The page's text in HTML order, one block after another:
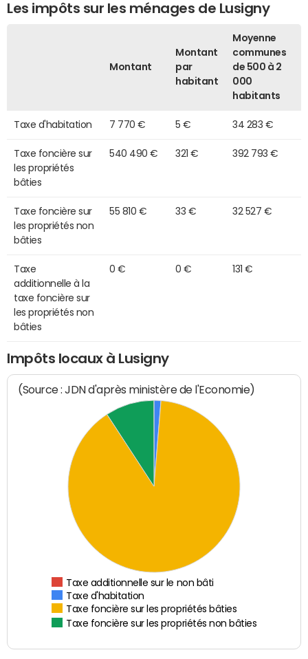
Les impôts sur les ménages de Lusigny
Montant
Montant
par
habitant
Moyenne
communes
de 500 à 2
000
habitants
Taxe d'habitation 7 770 € 5 € 34 283 €
Taxe foncière sur
les propriétés
bâties
540 490 € 321 € 392 793 €
Taxe foncière sur
les propriétés non
bâties
55 810 € 33 € 32 527 €
Taxe
additionnelle à la
taxe foncière sur
les propriétés non
bâties
0 € 0 € 131 €
Impôts locaux à Lusigny
(Source : JDN d'après ministère de l'Economie)
Taxe additionnelle sur le non bâti
Taxe d'habitation
Taxe foncière sur les propriétés bâties
Taxe foncière sur les propriétés non bâties